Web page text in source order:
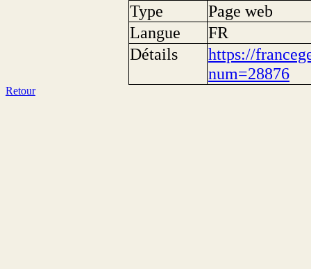
Type
Page web
Langue
FR
Détails
https://
num=28876
Retour